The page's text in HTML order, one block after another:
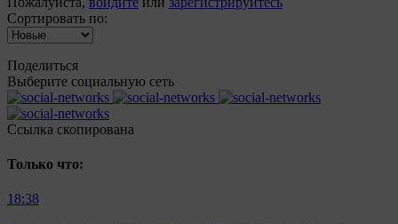
Сортировать по:
Поделиться
Выберите социальную сеть
Ccылка скопирована
Только что:
18:38